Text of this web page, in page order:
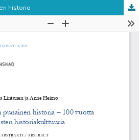
historia
seurain valtuuskunta